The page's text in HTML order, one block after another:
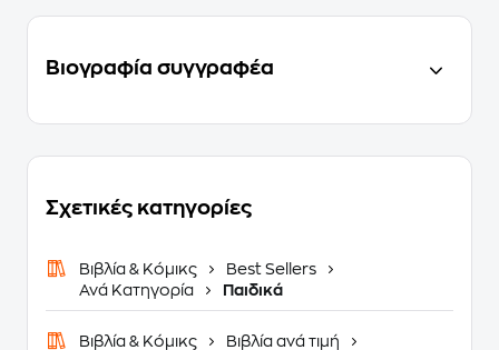
Βιογραφία συγγραφέα
Σχετικές κατηγορίες
Βιβλία & Κόμικς
Best Sellers
Ανά Κατηγορία
Παιδικά
Βιβλία & Κόμικς
Βιβλία ανά τιμή